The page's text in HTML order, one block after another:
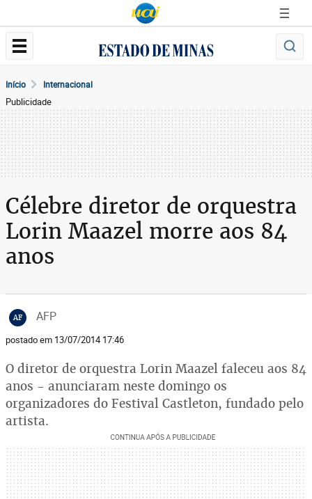
Início Internacional
Publicidade
Célebre diretor de orquestra
Lorin Maazel morre aos 84
anos
AF AFP
postado em 13/07/2014 17:46
O diretor de orquestra Lorin Maazel faleceu aos 84
anos - anunciaram neste domingo os
organizadores do Festival Castleton, fundado pelo
artista.